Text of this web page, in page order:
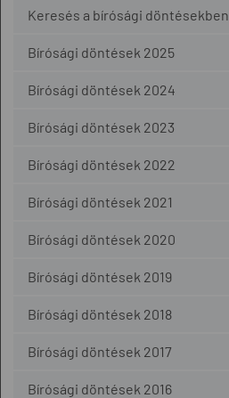
Keresés a bírósági döntésekben
Bírósági döntések 2025
Bírósági döntések 2024
Bírósági döntések 2023
Bírósági döntések 2022
Bírósági döntések 2021
Bírósági döntések 2020
Bírósági döntések 2019
Bírósági döntések 2018
Bírósági döntések 2017
Bírósági döntések 2016